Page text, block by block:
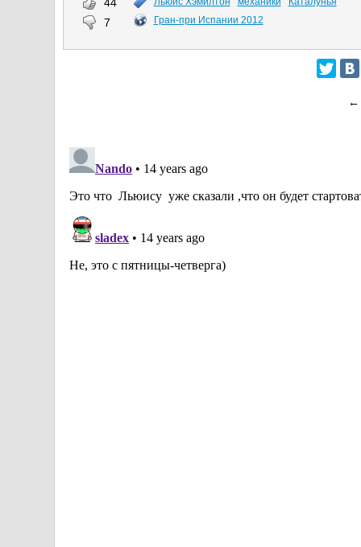
7
Гран-при Испании 2012